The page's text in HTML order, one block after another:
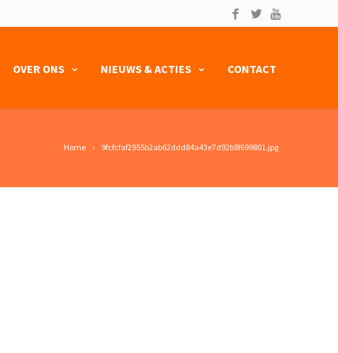
OVER ONS NIEUWS & ACTIES CONTACT
Home 9fcfcfaf2955b2ab62ddd84a43e7d92b8f699801.jpg